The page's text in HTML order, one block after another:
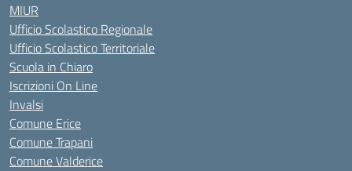
MIUR
Ufficio Scolastico Regionale
Ufficio Scolastico Territoriale
Scuola in Chiaro
Iscrizioni On Line
Invalsi
Comune Erice
Comune Trapani
Comune Valderice